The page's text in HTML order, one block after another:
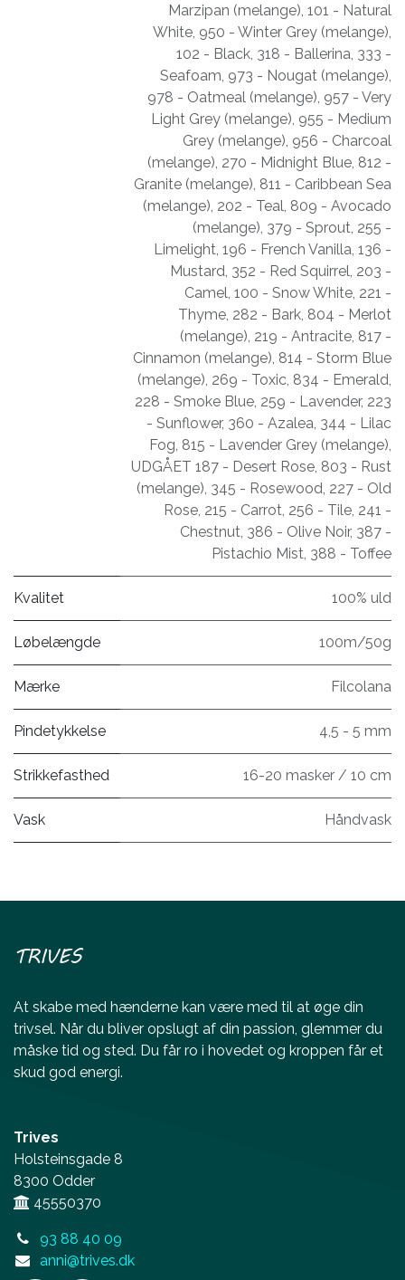
Marzipan (melange), 101 - Natural
White, 950 - Winter Grey (melange),
102 - Black, 318 - Ballerina, 333 -
Seafoam, 973 - Nougat (melange),
978 - Oatmeal (melange), 957 - Very
Light Grey (melange), 955 - Medium
Grey (melange), 956 - Charcoal
(melange), 270 - Midnight Blue, 812 -
Granite (melange), 811 - Caribbean Sea
(melange), 202 - Teal, 809 - Avocado
(melange), 379 - Sprout, 255 -
Limelight, 196 - French Vanilla, 136 -
Mustard, 352 - Red Squirrel, 203 -
Camel, 100 - Snow White, 221 -
Thyme, 282 - Bark, 804 - Merlot
(melange), 219 - Antracite, 817 -
Cinnamon (melange), 814 - Storm Blue
(melange), 269 - Toxic, 834 - Emerald,
228 - Smoke Blue, 259 - Lavender, 223
- Sunflower, 360 - Azalea, 344 - Lilac
Fog, 815 - Lavender Grey (melange),
UDGÅET 187 - Desert Rose, 803 - Rust
(melange), 345 - Rosewood, 227 - Old
Rose, 215 - Carrot, 256 - Tile, 241 -
Chestnut, 386 - Olive Noir, 387 -
Pistachio Mist, 388 - Toffee
Kvalitet 100% uld
Løbelængde 100m/50g
Mærke Filcolana
Pindetykkelse 4,5 - 5 mm
Strikkefasthed 16-20 masker / 10 cm
Vask Håndvask
TRIVES
At skabe med hænderne kan være med til at øge din
trivsel. Når du bliver opslugt af din passion, glemmer du
måske tid og sted. Du får ro i hovedet og kroppen får et
skud god energi.
Trives
Holsteinsgade 8
8300 Odder
45550370
93 88 40 09
anni@trives.dk